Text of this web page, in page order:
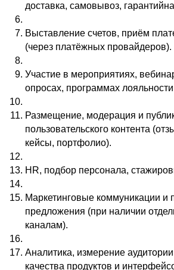
доставка, самовывоз,
Выставление счетов, приём
(через платёжных провайдеров).
Участие в мероприятиях,
опросах, программах
Размещение, модерация и
пользовательского контента
кейсы, портфолио).
HR, подбор персонала,
Маркетинговые коммуникации и
предложения (при наличии
каналам).
Аналитика, измерение
качества продуктов и